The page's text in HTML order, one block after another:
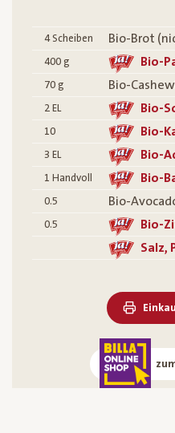
4 Scheiben Bio-Brot
400 g Bio-
70 g Bio-
2 EL Bio-
10 Bio-
3 EL Bio-
1 Handvoll Bio-
0.5 Bio-
0.5
Bio-
Salz,